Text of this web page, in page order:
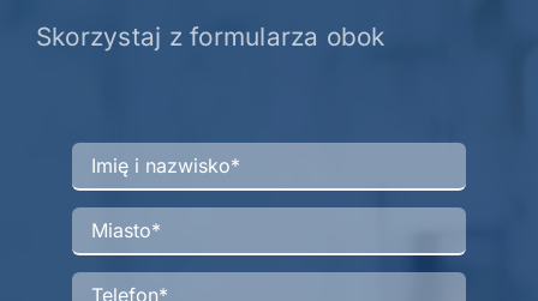
Skorzystaj z formularza obok